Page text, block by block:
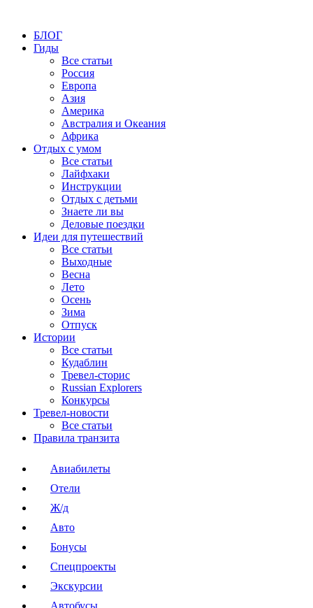
БЛОГ
Гиды
Все статьи
Россия
Европа
Азия
Америка
Австралия и Океания
Африка
Отдых с умом
Все статьи
Лайфхаки
Инструкции
Отдых с детьми
Знаете ли вы
Деловые поездки
Идеи для путешествий
Все статьи
Выходные
Весна
Лето
Осень
Зима
Отпуск
Истории
Все статьи
Кудаблин
Тревел-сторис
Russian Explorers
Конкурсы
Тревел-новости
Все статьи
Правила транзита
Авиабилеты
Отели
Ж/д
Авто
Бонусы
Спецпроекты
Экскурсии
Автобусы